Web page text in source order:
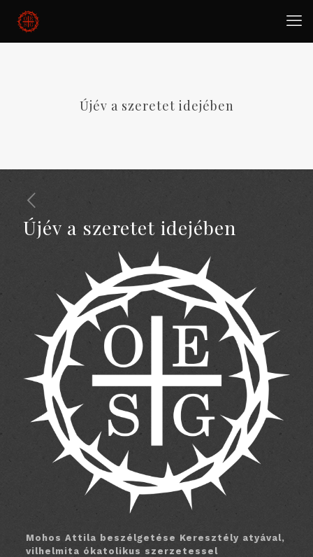
Újév a szeretet idejében
Újév a szeretet idejében
Mohos Attila beszélgetése Keresztély atyával,
vilhelmita ókatolikus szerzetessel